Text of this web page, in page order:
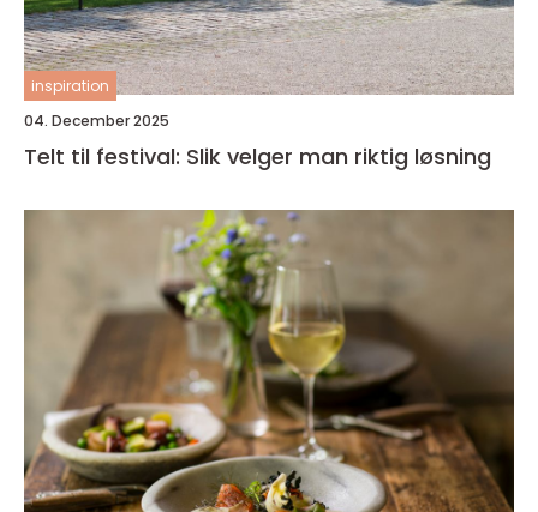
inspiration
04. December 2025
Telt til festival: Slik velger man riktig løsning